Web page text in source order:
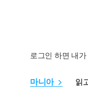
로그인 하면 내
마니아 읽